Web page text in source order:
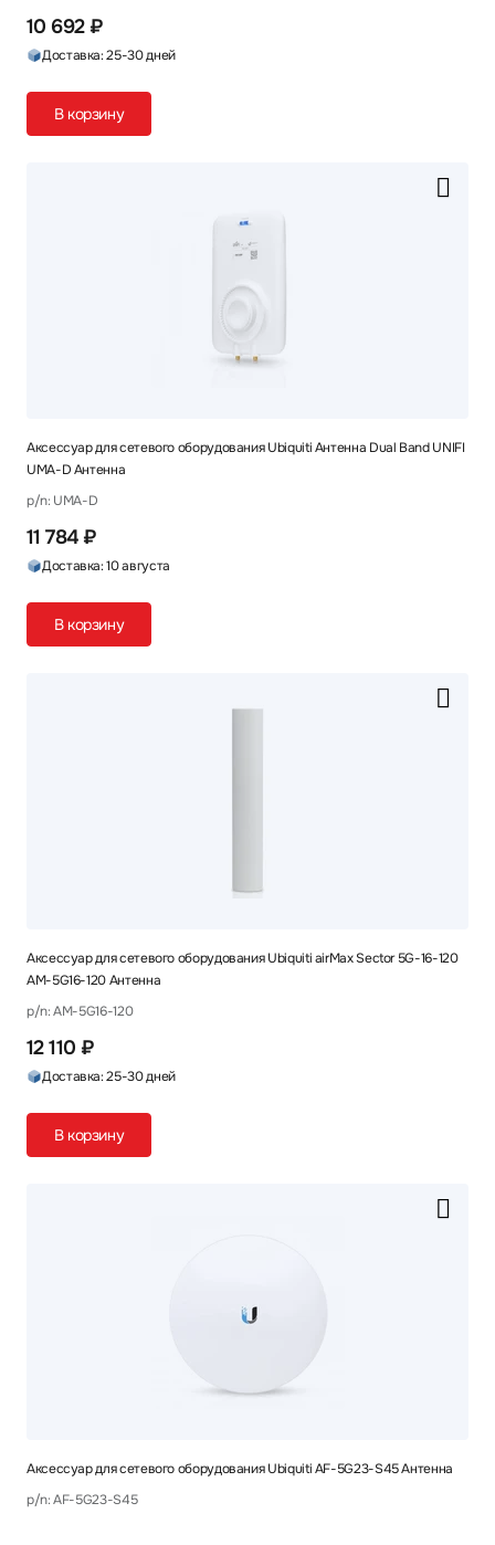
10 692 ₽
Доставка: 25-30 дней
В корзину
Аксессуар для сетевого оборудования Ubiquiti Антенна Dual Band UNIFI
UMA-D Антенна
p/n: UMA-D
11 784 ₽
Доставка: 10 августа
В корзину
Аксессуар для сетевого оборудования Ubiquiti airMax Sector 5G-16-120
AM-5G16-120 Антенна
p/n: AM-5G16-120
12 110 ₽
Доставка: 25-30 дней
В корзину
Аксессуар для сетевого оборудования Ubiquiti AF-5G23-S45 Антенна
p/n: AF-5G23-S45